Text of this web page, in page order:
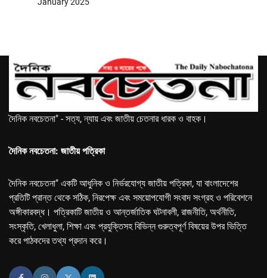
January 2025
দৈনিক নবচেতনা" - সত্য, ন্যায় এবং জাতীয় চেতনার ধারক ও বাহক।
দৈনিক নবচেতনা: জাতীয় পত্রিকা
দৈনিক নবচেতনা" একটি আধুনিক ও নির্ভরযোগ্য জাতীয় পত্রিকা, যা বাংলাদেশের
প্রতিটি প্রান্ত থেকে সঠিক, নিরপেক্ষ এবং সময়োপযোগী সংবাদ সংগ্রহ ও পরিবেশনে
অঙ্গীকারবদ্ধ। পত্রিকাটি জাতীয় ও আন্তর্জাতিক ঘটনাবলী, রাজনীতি, অর্থনীতি,
সংস্কৃতি, খেলাধুলা, শিক্ষা এবং প্রযুক্তিসহ বিভিন্ন গুরুত্বপূর্ণ বিষয়ের উপর ভিত্তি
করে পাঠকদের তথ্য প্রদান করে।